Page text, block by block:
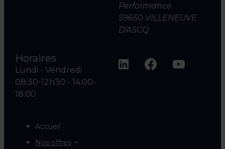
Performance
59650 VILLENEUVE
D'ASCQ
Horaires
Lundi - Vendredi
08:30-12h30 - 14:00-
18:00
Accueil
Nos offres